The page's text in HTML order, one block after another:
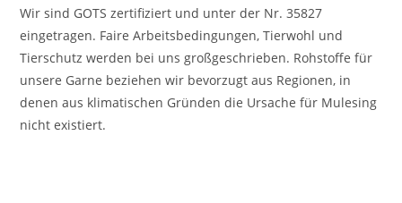
Wir sind GOTS zertifiziert und unter der Nr. 35827
eingetragen. Faire Arbeitsbedingungen, Tierwohl und
Tierschutz werden bei uns großgeschrieben. Rohstoffe für
unsere Garne beziehen wir bevorzugt aus Regionen, in
denen aus klimatischen Gründen die Ursache für Mulesing
nicht existiert.